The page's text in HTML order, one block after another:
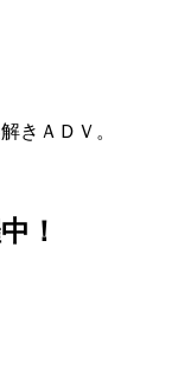
きＡＤＶ。
！